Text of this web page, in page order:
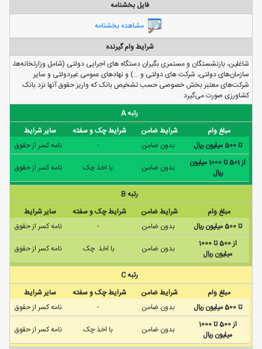
فایل بخشنامه
مشاهده بخشنامه
شرایط وام گیرنده
شاغلین، بازنشستگان و مستمری بگیران دستگاه های اجرایی دولتی (شامل وزارتخانه‌ها،
سازمان‌های دولتی، شرکت های دولتی و ...) و نهادهای عمومی غیردولتی و سایر
شرکت‌های معتبر بخش خصوصی حسب تشخیص بانک که واریز حقوق آنها نزد بانک
کشاورزی صورت می‌گیرد
رتبه A
مبلغ وام
شرایط ضامن شرایط چک و سفته
سایر شرایط
بدون ضامن
نامه كسر از حقوق
از 501 تا 1000 ميليون
ريال
بدون ضامن با اخذ چک نامه كسر از حقوق
رتبه B
مبلغ وام
شرایط ضامن شرایط چک و سفته
سایر شرایط
بدون ضامن
نامه كسر از حقوق
از 500 تا 1000
ميليون ريال
بدون ضامن با اخذ چک نامه كسر از حقوق
رتبه C
مبلغ وام
شرایط ضامن شرایط چک و سفته
سایر شرایط
بدون ضامن
نامه كسر از حقوق
از 500 تا 1000
ميليون ريال
بدون ضامن با اخذ چک نامه كسر از حقوق